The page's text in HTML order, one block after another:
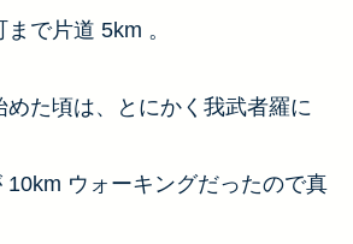
で片道 5km 。
めた頃は、とにかく我武者羅に
10km ウォーキングだったので真